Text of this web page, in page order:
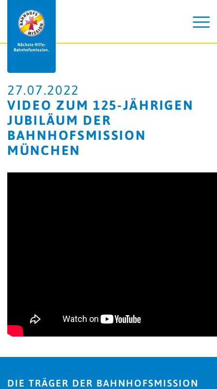
27.07.2022
VIDEO ZUM 125-JÄHRIGEN
JUBILÄUM DER
BAHNHOFSMISSION
MÜNCHEN
DIE TRÄGER DER BAHNHOFSMISSION